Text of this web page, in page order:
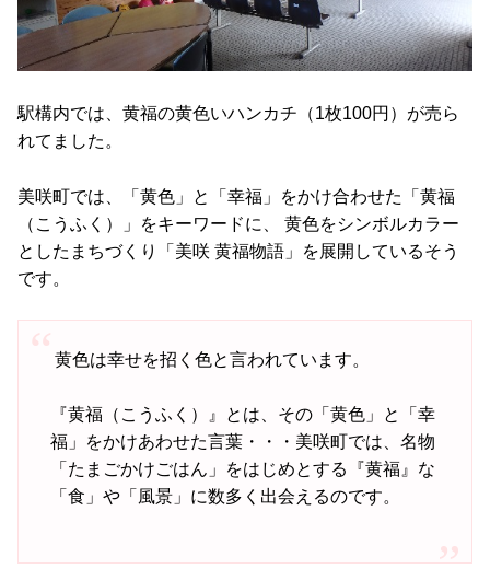
駅構内では、黄福の黄色いハンカチ（1枚100円）が売ら
れてました。
美咲町では、「黄色」と「幸福」をかけ合わせた「黄福
（こうふく）」をキーワードに、 黄色をシンボルカラー
としたまちづくり「美咲 黄福物語」を展開しているそう
です。
黄色は幸せを招く色と言われています。
『黄福（こうふく）』とは、その「黄色」と「幸
福」をかけあわせた言葉・・・美咲町では、名物
「たまごかけごはん」をはじめとする『黄福』な
「食」や「風景」に数多く出会えるのです。